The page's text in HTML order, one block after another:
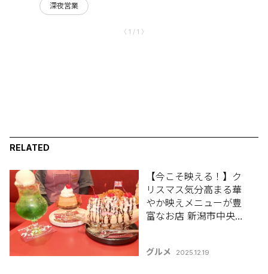
深夜営業
〈 1 / 1 〉
RELATED
【今こそ映える！】ク
リスマス気分高まる華
やか映えメニューが豊
富なお店 新潟市中央区
グルメ 2025.12.19